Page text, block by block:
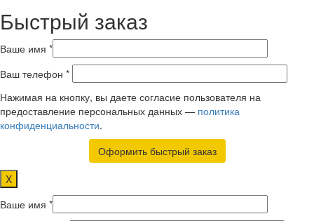
Быстрый заказ
Ваше имя *
Ваш телефон *
Нажимая на кнопку, вы даете согласие пользователя на
предоставление персональных данных — политика
конфиденциальности.
X
Ваше имя *